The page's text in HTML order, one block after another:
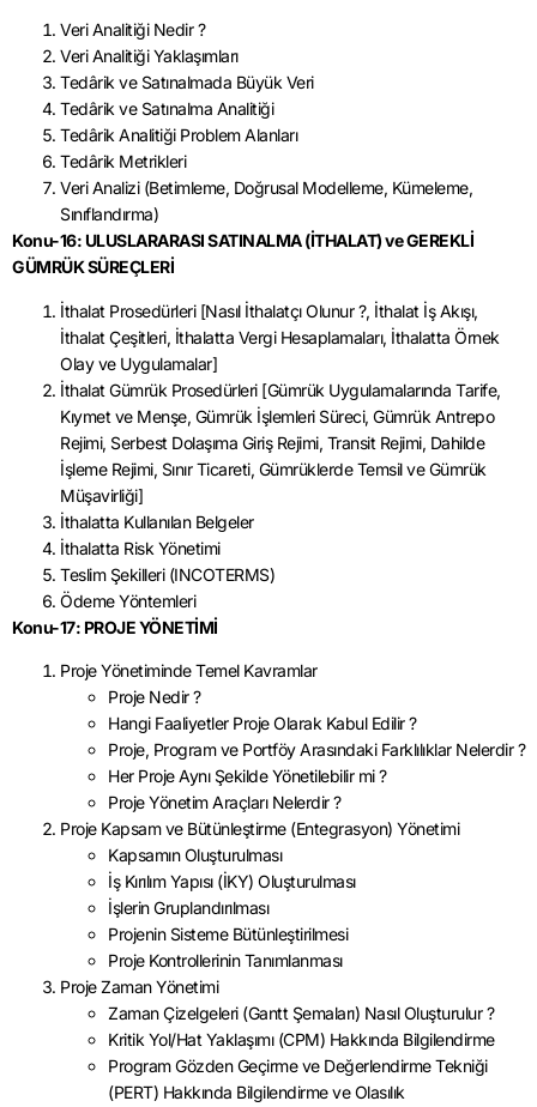
Veri Analitiği Nedir ?
Veri Analitiği Yaklaşımları
Tedârik ve Satınalmada Büyük Veri
Tedârik ve Satınalma Analitiği
Tedârik Analitiği Problem Alanları
Tedârik Metrikleri
Veri Analizi (Betimleme, Doğrusal Modelleme, Kümeleme,
Sınıflandırma)
Konu-16: ULUSLARARASI SATINALMA (İTHALAT) ve GEREKLİ
GÜMRÜK SÜREÇLERİ
İthalat Prosedürleri [Nasıl İthalatçı Olunur ?, İthalat İş Akışı,
İthalat Çeşitleri, İthalatta Vergi Hesaplamaları, İthalatta Örnek
Olay ve Uygulamalar]
İthalat Gümrük Prosedürleri [Gümrük Uygulamalarında Tarife,
Kıymet ve Menşe, Gümrük İşlemleri Süreci, Gümrük Antrepo
Rejimi, Serbest Dolaşıma Giriş Rejimi, Transit Rejimi, Dahilde
İşleme Rejimi, Sınır Ticareti, Gümrüklerde Temsil ve Gümrük
Müşavirliği]
İthalatta Kullanılan Belgeler
İthalatta Risk Yönetimi
Teslim Şekilleri (INCOTERMS)
Ödeme Yöntemleri
Konu-17: PROJE YÖNETİMİ
Proje Yönetiminde Temel Kavramlar
Proje Nedir ?
Hangi Faaliyetler Proje Olarak Kabul Edilir ?
Proje, Program ve Portföy Arasındaki Farklılıklar Nelerdir ?
Her Proje Aynı Şekilde Yönetilebilir mi ?
Proje Yönetim Araçları Nelerdir ?
Proje Kapsam ve Bütünleştirme (Entegrasyon) Yönetimi
Kapsamın Oluşturulması
İş Kırılım Yapısı (İKY) Oluşturulması
İşlerin Gruplandırılması
Projenin Sisteme Bütünleştirilmesi
Proje Kontrollerinin Tanımlanması
Proje Zaman Yönetimi
Zaman Çizelgeleri (Gantt Şemaları) Nasıl Oluşturulur ?
Kritik Yol/Hat Yaklaşımı (CPM) Hakkında Bilgilendirme
Program Gözden Geçirme ve Değerlendirme Tekniği
(PERT) Hakkında Bilgilendirme ve Olasılık